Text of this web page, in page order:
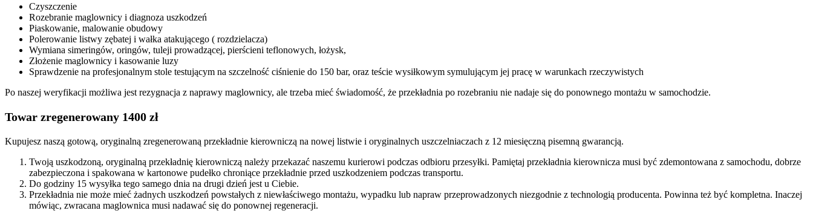
Czyszczenie
Rozebranie maglownicy i diagnoza uszkodzeń
Piaskowanie, malowanie obudowy
Polerowanie listwy zębatej i wałka atakującego ( rozdzielacza)
Wymiana simeringów, oringów, tuleji prowadzącej, pierścieni teflonowych, łożysk,
Złożenie maglownicy i kasowanie luzy
Sprawdzenie na profesjonalnym stole testującym na szczelność ciśnienie do 150 bar, oraz teście wysiłkowym symulującym jej pracę w warunkach rzeczywistych
Po naszej weryfikacji możliwa jest rezygnacja z naprawy maglownicy, ale trzeba mieć świadomość, że przekładnia po rozebraniu nie nadaje się do ponownego montażu w samochodzie.
Towar zregenerowany 1400 zł
Kupujesz naszą gotową, oryginalną zregenerowaną przekładnie kierowniczą na nowej listwie i oryginalnych uszczelniaczach z 12 miesięczną pisemną gwarancją.
Twoją uszkodzoną, oryginalną przekładnię kierowniczą należy przekazać naszemu kurierowi podczas odbioru przesyłki. Pamiętaj przekładnia kierownicza musi być zdemontowana z samochodu, dobrze
zabezpieczona i spakowana w kartonowe pudełko chroniące przekładnie przed uszkodzeniem podczas transportu.
Do godziny 15 wysyłka tego samego dnia na drugi dzień jest u Ciebie.
Przekładnia nie może mieć żadnych uszkodzeń powstałych z niewłaściwego montażu, wypadku lub napraw przeprowadzonych niezgodnie z technologią producenta. Powinna też być kompletna. Inaczej
mówiąc, zwracana maglownica musi nadawać się do ponownej regeneracji.